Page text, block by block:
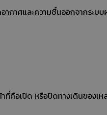
ศและความชื้นออกจากระบบ
องเหลว เช่น นํ้า สารเคมี แก๊ส อากาศ โดยวาล์วจะทําหน้าที่คือเปิด หรือปิดทางเดินขอ